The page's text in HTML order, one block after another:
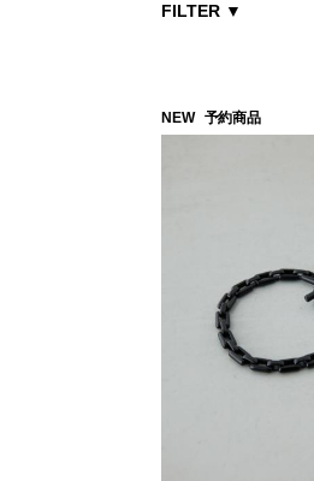
FILTER ▼
NEW 予約商品